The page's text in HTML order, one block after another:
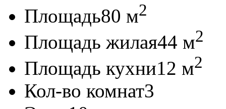
Площадь80 м2
Площадь жилая44 м2
Площадь кухни12 м2
Кол-во комнат3